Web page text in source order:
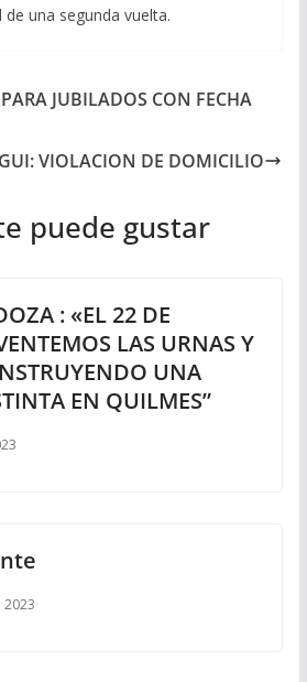
una segunda vuelta.
JUBILADOS CON FECHA
VIOLACION DE DOMICILIO
puede gustar
: «EL 22 DE
LAS URNAS Y
UNA
EN QUILMES”